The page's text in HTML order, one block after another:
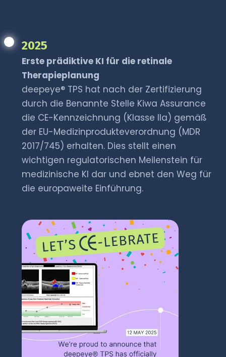
2025
Erste prädiktive KI für die retinale
Therapieplanung
deepeye® TPS hat nach der Zertifizierung
durch die Benannte Stelle Kiwa Assurance
die CE-Kennzeichnung (Klasse IIa) gemäß
der EU-Medizinprodukteverordnung (MDR
2017/745) erhalten. Dies stellt einen
wichtigen regulatorischen Meilenstein für
medizinische KI dar und ebnet den Weg für
die europaweite Einführung.